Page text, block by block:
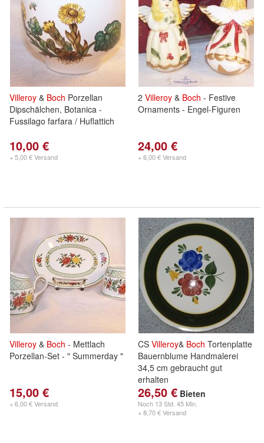
Villeroy & Boch Porzellan
Dipschälchen, Botanica -
Fussilago farfara / Huflattich
10,00 €
+ 5,00 € Versand
2 Villeroy & Boch - Festive
Ornaments - Engel-Figuren
24,00 €
+ 6,00 € Versand
Villeroy & Boch - Mettlach
Porzellan-Set - " Summerday "
15,00 €
+ 6,00 € Versand
CS Villeroy& Boch Tortenplatte
Bauernblume Handmalerei
34,5 cm gebraucht gut
erhalten
26,50 € Bieten
Noch 13 Std. 45 Min.
+ 8,70 € Versand